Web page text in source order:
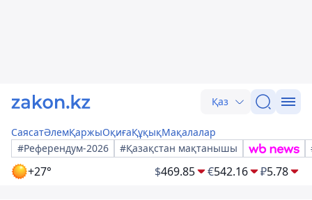
Қаз
СаясатӘлемҚаржыОқиғаҚұқықМақалалар
#Референдум-2026
#Қазақстан мақтанышы
+27° $469.85 €542.16 ₽5.78